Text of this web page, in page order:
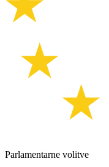
Parlamentarne volitve